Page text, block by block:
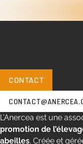
CONTACT
L’Anercea est une
promotion de
abeilles. Créée et